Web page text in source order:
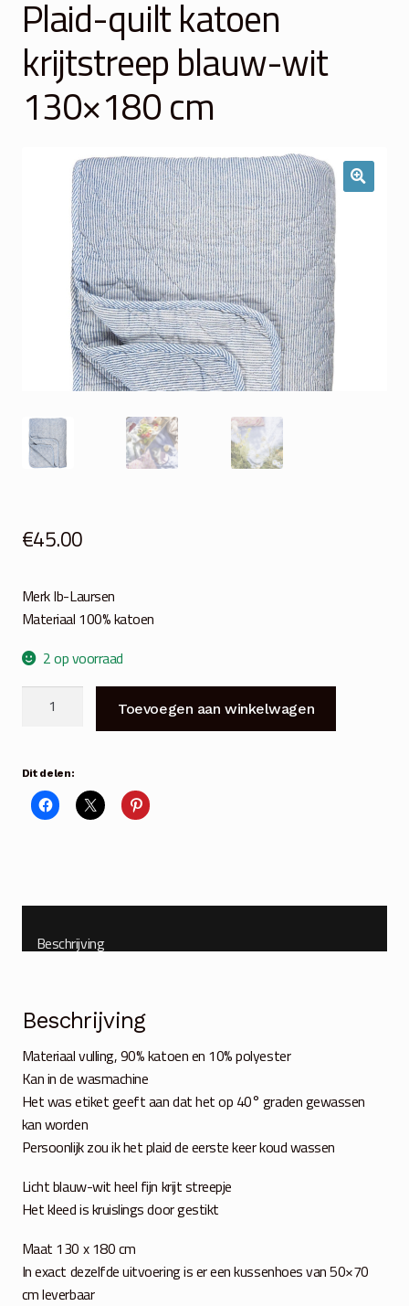
Winkelmand
Over Ons
Veelgestelde vragen
Contact
Plaid-quilt katoen
krijtstreep blauw-wit
130×180 cm
€45.00
Merk Ib-Laursen
Materiaal 100% katoen
2 op voorraad
krijtstreep
blauw-
wit
Toevoegen aan winkelwagen
Dit delen:
Beschrijving
Beschrijving
Materiaal vulling, 90% katoen en 10% polyester
Kan in de wasmachine
Het was etiket geeft aan dat het op 40° graden gewassen
kan worden
Persoonlijk zou ik het plaid de eerste keer koud wassen
Licht blauw-wit heel fijn krijt streepje
Het kleed is kruislings door gestikt
Maat 130 x 180 cm
In exact dezelfde uitvoering is er een kussenhoes van 50×70
cm leverbaar